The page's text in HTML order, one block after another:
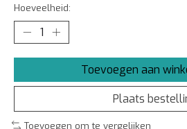
Hoeveelheid:
Toevoegen aan
Plaats
Toevoegen om te vergelijken